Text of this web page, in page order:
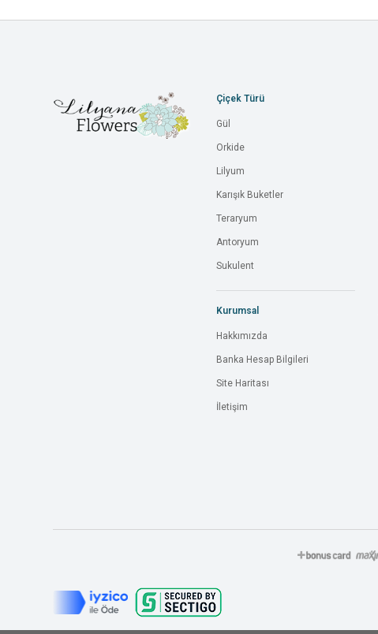
Çiçek Türü
Gül
Orkide
Lilyum
Karışık Buketler
Teraryum
Antoryum
Sukulent
Kurumsal
Hakkımızda
Banka Hesap Bilgileri
Site Haritası
İletişim